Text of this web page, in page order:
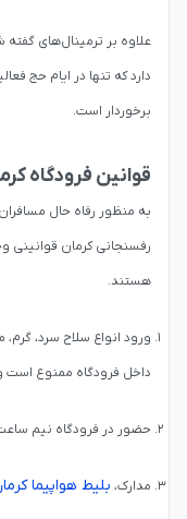
علاوه بر ترمینال‌های
دارد که تنها در ایام حج
برخوردار است.
قوانین فرودگاه
به منظور رفاه حال
رفسنجانی کرمان قوانینی
هستند.
ورود انواع سلاح سرد،
داخل فرودگاه ممنوع است و
حضور در فرودگاه نیم
مدارک، بلیط هواپیما